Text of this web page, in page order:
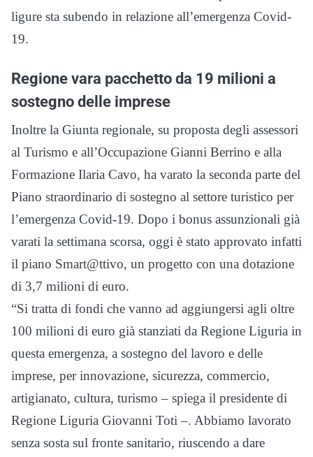
ligure sta subendo in relazione all’emergenza Covid-
19.
Regione vara pacchetto da 19 milioni a
sostegno delle imprese
Inoltre la Giunta regionale, su proposta degli assessori
al Turismo e all’Occupazione Gianni Berrino e alla
Formazione Ilaria Cavo, ha varato la seconda parte del
Piano straordinario di sostegno al settore turistico per
l’emergenza Covid-19. Dopo i bonus assunzionali già
varati la settimana scorsa, oggi è stato approvato infatti
il piano Smart@ttivo, un progetto con una dotazione
di 3,7 milioni di euro.
“Si tratta di fondi che vanno ad aggiungersi agli oltre
100 milioni di euro già stanziati da Regione Liguria in
questa emergenza, a sostegno del lavoro e delle
imprese, per innovazione, sicurezza, commercio,
artigianato, cultura, turismo – spiega il presidente di
Regione Liguria Giovanni Toti –. Abbiamo lavorato
senza sosta sul fronte sanitario, riuscendo a dare